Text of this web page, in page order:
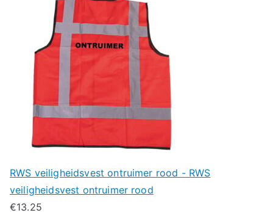
RWS veiligheidsvest ontruimer rood - RWS
veiligheidsvest ontruimer rood
€13.25